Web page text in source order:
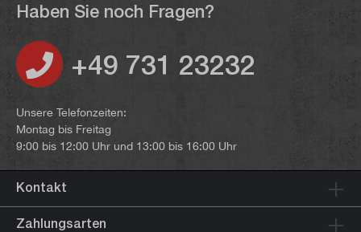
Haben Sie noch Fragen?
+49 731 23232
Unsere Telefonzeiten:
Montag bis Freitag
9:00 bis 12:00 Uhr und 13:00 bis 16:00 Uhr
Kontakt
Zahlungsarten